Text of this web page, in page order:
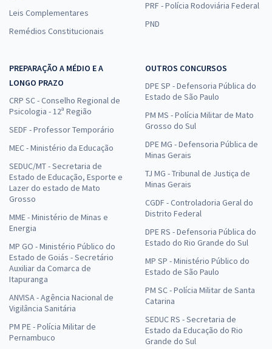
Leis Complementares
Remédios Constitucionais
PRF - Polícia Rodoviária Federal
PND
PREPARAÇÃO A MÉDIO E A
LONGO PRAZO
CRP SC - Conselho Regional de
Psicologia - 12ª Região
SEDF - Professor Temporário
MEC - Ministério da Educação
SEDUC/MT - Secretaria de
Estado de Educação, Esporte e
Lazer do estado de Mato
Grosso
MME - Ministério de Minas e
Energia
MP GO - Ministério Público do
Estado de Goiás - Secretário
Auxiliar da Comarca de
Itapuranga
ANVISA - Agência Nacional de
Vigilância Sanitária
PM PE - Polícia Militar de
Pernambuco
OUTROS CONCURSOS
DPE SP - Defensoria Pública do
Estado de São Paulo
PM MS - Polícia Militar de Mato
Grosso do Sul
DPE MG - Defensoria Pública de
Minas Gerais
TJ MG - Tribunal de Justiça de
Minas Gerais
CGDF - Controladoria Geral do
Distrito Federal
DPE RS - Defensoria Pública do
Estado do Rio Grande do Sul
MP SP - Ministério Público do
Estado de São Paulo
PM SC - Polícia Militar de Santa
Catarina
SEDUC RS - Secretaria de
Estado da Educação do Rio
Grande do Sul